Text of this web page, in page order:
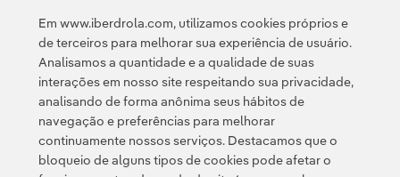
Política de Privacidade Informação legal
Transparência no uso da IA Política de cookies Configuração de cookies
Em www.iberdrola.com, utilizamos cookies próprios e
de terceiros para melhorar sua experiência de usuário.
Analisamos a quantidade e a qualidade de suas
interações em nosso site respeitando sua privacidade,
analisando de forma anônima seus hábitos de
navegação e preferências para melhorar
continuamente nossos serviços. Destacamos que o
bloqueio de alguns tipos de cookies pode afetar o